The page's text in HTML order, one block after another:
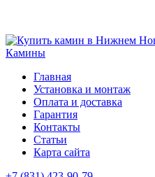
Камины
Главная
Установка и монтаж
Оплата и доставка
Гарантия
Контакты
Статьи
Карта сайта